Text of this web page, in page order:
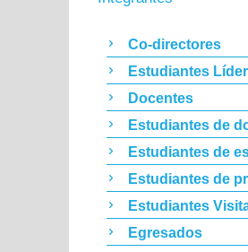
Co-directores
Estudiantes
Docentes
Estudiantes de
Estudiantes de
Estudiantes de
Estudiantes
Egresados